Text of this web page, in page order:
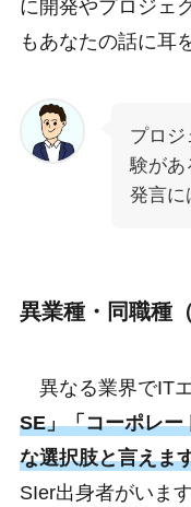
に開発やプロジェ
もあなたの話に耳
プロジ
験があ
発言に
異業種・同職種
異なる業界でIT
SE」「コーポレー
な選択肢と言えま
SIer出身者がいま